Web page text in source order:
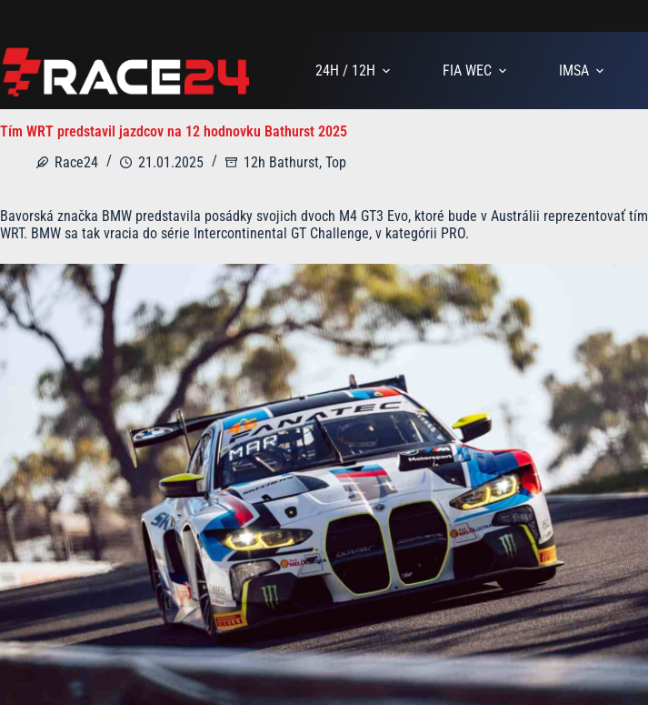
24H / 12H
FIA WEC IMSA
Tím WRT predstavil jazdcov na 12 hodnovku Bathurst 2025
Race24
21.01.2025 12h Bathurst, Top
Bavorská značka BMW predstavila posádky svojich dvoch M4 GT3 Evo, ktoré bude v Austrálii reprezentovať tím
WRT. BMW sa tak vracia do série Intercontinental GT Challenge, v kategórii PRO.